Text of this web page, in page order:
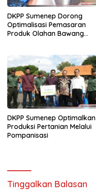
DKPP Sumenep Dorong
Optimalisasi Pemasaran
Produk Olahan Bawang
DKPP Sumenep Optimalkan
Produksi Pertanian Melalui
Pompanisasi
Tinggalkan Balasan